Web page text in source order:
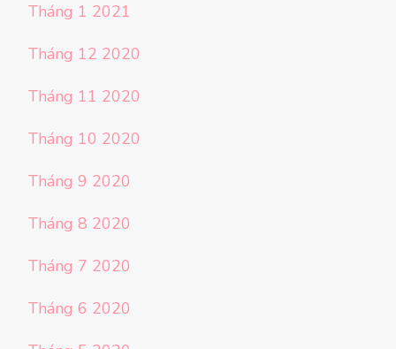
Tháng 1 2021
Tháng 12 2020
Tháng 11 2020
Tháng 10 2020
Tháng 9 2020
Tháng 8 2020
Tháng 7 2020
Tháng 6 2020